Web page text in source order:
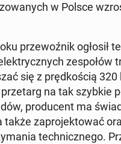
w Polsce
prze­woź­nik ogłosił
ze­spo­łów
się z pręd­ko­ścią
na tak szybkie
pro­du­cent ma
także za­pro­jek­to­wać
tech­nicz­ne­go.